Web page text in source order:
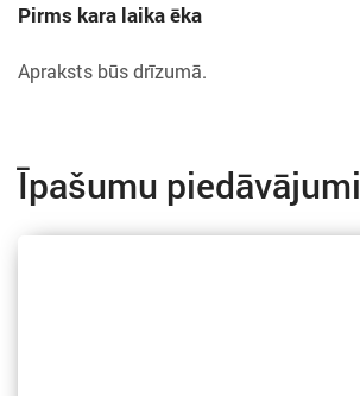
Pirms kara laika ēka
Apraksts būs drīzumā.
Īpašumu piedāvājumi